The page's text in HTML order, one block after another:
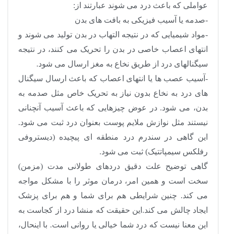
عواملی که باعث درد می شوند عبارتند از:
-صدمه یا آسیب فیزیکی به بافت های بدن
-مواد شیمیایی که در نتیجه التهاب در بدن تولید می شوند و
انتهای اعصاب خاصی در بدن را تحریک می کنند، در نتیجه
سیگنالهای درد از طریق نخاع به مغز ارسال می شود.
-آسیب عصب ها یا انتهای اعصاب که باعث ارسال سیگنال
های درد به نخاع بدون نیاز به تحریک خاص مثل صدمه به
بدن، می شود. در عوض چیزهایی که باعث آسیب آنچنانی
نیستند مثل نوازش ملایم پوست بعنوان درد ثبت می شود.
این گاهی در سندرم درد منطقه ای پیچیده (دیستروفی
رفلکس سیمپاتتیک) ثبت می شود.
گاهی توضیح علت دقیق دردهای طولانی مدت (مزمن)
سخت است و همین امر، درمان موثر را با مشکل مواجه
می کند. چنین شرایطی هم برای شما و هم برای پزشک
ایجاد چالش می کند.این حقیقت که منشا درد از کجاست به
این معنا نیست که درد شما خیالی یا روانی است. با اینحال،